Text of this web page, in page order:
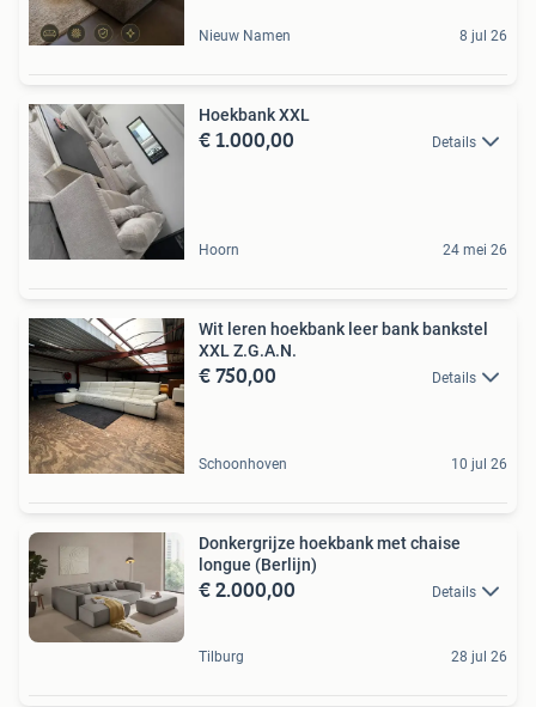
Nieuw Namen 8 jul 26
Hoekbank XXL
€ 1.000,00 Details
Hoorn 24 mei 26
Wit leren hoekbank leer bank bankstel
XXL Z.G.A.N.
€ 750,00 Details
Schoonhoven 10 jul 26
Donkergrijze hoekbank met chaise
longue (Berlijn)
€ 2.000,00 Details
Tilburg 28 jul 26